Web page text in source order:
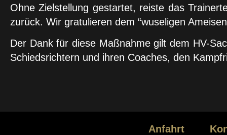
Ohne Zielstellung gestartet, reiste das
zurück. Wir gratulieren dem “wuseligen
Der Dank für diese Maßnahme gilt dem HV-
Schiedsrichtern und ihren Coaches, den
Anfahrt